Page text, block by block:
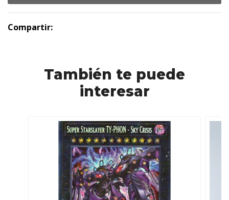
Compartir:
También te puede
interesar